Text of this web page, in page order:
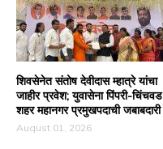
शिवसेनेत संतोष देवीदास म्हात्रे यांचा
जाहीर प्रवेश; युवासेना पिंपरी-चिंचवड
शहर महानगर प्रमुखपदाची जबाबदारी
August 01, 2026